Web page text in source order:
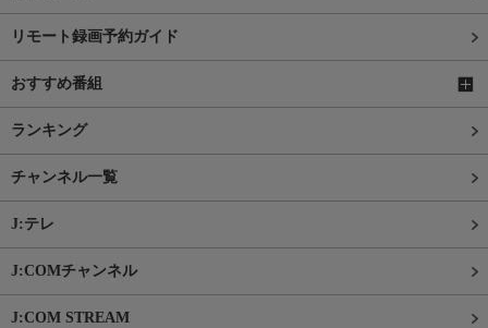
リモート録画予約ガイド
おすすめ番組
ランキング
チャンネル一覧
J:テレ
J:COMチャンネル
J:COM STREAM